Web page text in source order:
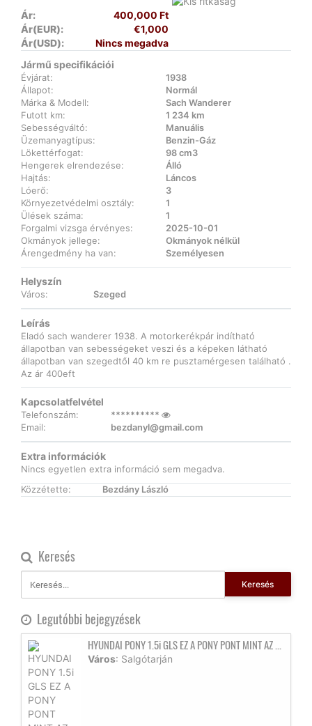
Ár:
400,000 Ft
Ár(EUR):
€1,000
Ár(USD):
Nincs megadva
Jármű specifikációi
Évjárat:
1938
Állapot:
Normál
Márka & Modell:
Sach Wanderer
Futott km:
1 234 km
Sebességváltó:
Manuális
Üzemanyagtípus:
Benzin-Gáz
Lökettérfogat:
98 cm3
Hengerek elrendezése:
Álló
Hajtás:
Láncos
Lóerő:
3
Környezetvédelmi osztály:
1
Ülések száma:
1
Forgalmi vizsga érvényes:
2025-10-01
Okmányok jellege:
Okmányok nélkül
Árengedmény ha van:
Személyesen
Helyszín
Város: Szeged
Leírás
Eladó sach wanderer 1938. A motorkerékpár indítható
állapotban van sebességeket veszi és a képeken látható
állapotban van szegedtől 40 km re pusztamérgesen található .
Az ár 400eft
Kapcsolatfelvétel
Telefonszám:
**********
Email:
bezdanyl@gmail.com
Extra információk
Nincs egyetlen extra információ sem megadva.
Közzétette:
Bezdány László
Keresés
Keresés
Legutóbbi bejegyzések
HYUNDAI PONY 1.5i GLS EZ A PONY PONT MINT AZ ...
Város: Salgótarján